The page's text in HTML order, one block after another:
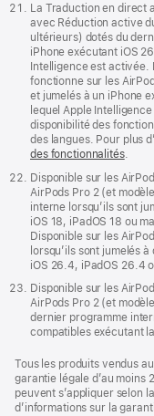
La Traduction en direct
avec Réduction active
ultérieurs) dotés du
iPhone exécutant iOS
Intelligence est
fonctionne sur les
et jumelés à un iPhone
lequel Apple
disponibilité des
des langues. Pour plus
des fonctionnalités.
Disponible sur les
AirPods Pro 2 (et
interne lorsqu’ils sont
iOS 18, iPadOS 18 ou
Disponible sur les
lorsqu’ils sont jumelés
iOS 26.4, iPadOS 26.4
Disponible sur les
AirPods Pro 2 (et
dernier programme
compatibles exécutant
Tous les produits vendus
garantie légale d’au moins
peuvent s’appliquer selon
d’informations sur la